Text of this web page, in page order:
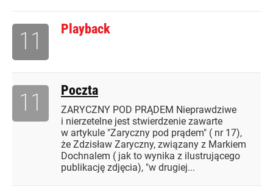
Playback
11
Poczta
ZARYCZNY POD PRĄDEM Nieprawdziwe
i nierzetelne jest stwierdzenie zawarte
w artykule "Zaryczny pod prądem" ( nr 17),
że Zdzisław Zaryczny, związany z Markiem
Dochnalem ( jak to wynika z ilustrującego
publikację zdjęcia), "w drugiej...
11